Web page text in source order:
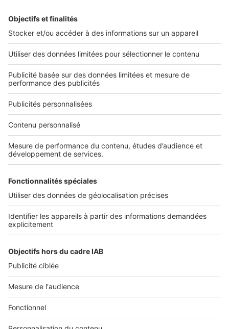
Nos applications
Découvrez nos applications
Services pro
Accès client
Informations légales
Politique Générale de Protection des Données
Charte éditeur
Paramétrer mes cookies